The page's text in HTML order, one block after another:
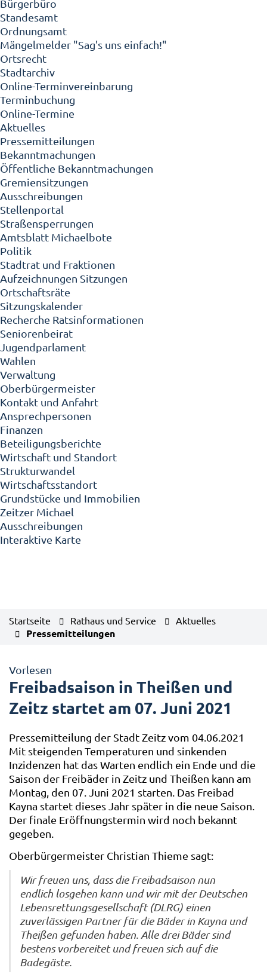
Bürgerbüro
Standesamt
Ordnungsamt
Mängelmelder "Sag's uns einfach!"
Ortsrecht
Stadtarchiv
Online-Terminvereinbarung
Terminbuchung
Online-Termine
Aktuelles
Pressemitteilungen
Bekanntmachungen
Öffentliche Bekanntmachungen
Gremiensitzungen
Ausschreibungen
Stellenportal
Straßensperrungen
Amtsblatt Michaelbote
Politik
Stadtrat und Fraktionen
Aufzeichnungen Sitzungen
Ortschaftsräte
Sitzungskalender
Recherche Ratsinformationen
Seniorenbeirat
Jugendparlament
Wahlen
Verwaltung
Oberbürgermeister
Kontakt und Anfahrt
Ansprechpersonen
Finanzen
Beteiligungsberichte
Wirtschaft und Standort
Strukturwandel
Wirtschaftsstandort
Grundstücke und Immobilien
Zeitzer Michael
Ausschreibungen
Interaktive Karte
Startseite Rathaus und Service Aktuelles
Pressemitteilungen
Vorlesen
Freibadsaison in Theißen und
Zeitz startet am 07. Juni 2021
Pressemitteilung der Stadt Zeitz vom 04.06.2021
Mit steigenden Temperaturen und sinkenden
Inzidenzen hat das Warten endlich ein Ende und die
Saison der Freibäder in Zeitz und Theißen kann am
Montag, den 07. Juni 2021 starten. Das Freibad
Kayna startet dieses Jahr später in die neue Saison.
Der finale Eröffnungstermin wird noch bekannt
gegeben.
Oberbürgermeister Christian Thieme sagt:
Wir freuen uns, dass die Freibadsaison nun
endlich losgehen kann und wir mit der Deutschen
Lebensrettungsgesellschaft (DLRG) einen
zuverlässigen Partner für die Bäder in Kayna und
Theißen gefunden haben. Alle drei Bäder sind
bestens vorbereitet und freuen sich auf die
Badegäste.